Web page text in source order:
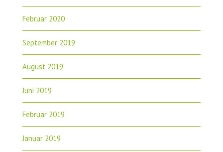
Februar 2020
September 2019
August 2019
Juni 2019
Februar 2019
Januar 2019